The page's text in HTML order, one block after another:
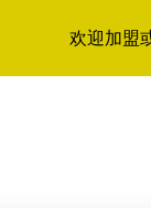
欢迎加盟